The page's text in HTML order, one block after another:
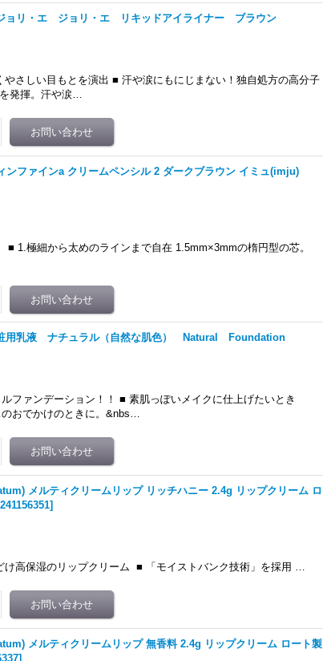
リ・エ ジョリ・エ リキッドアイライナー ブラウン
しい目もとを演出 ■ 汗や涙にもにじまない！独自処方の高分子
発揮。汗や涙…
ンファインa クリームペンシル 2 ダークブラウン イミュ(imju)
1.極細から太めのラインまで自在 1.5mm×3mmの楕円型の芯。
乳液 ナチュラル（自然な肌色） Natural Foundation
ファンデーション！！ ■ 素肌っぽいメイクに仕上げたいとき
おでかけのときに。&nbs…
メルティクリームリップ リッチハニー 2.4g リップクリーム ロ
]
高保湿のリップクリーム ■ 「モイストバンク技術」を採用 …
メルティクリームリップ 無香料 2.4g リップクリーム ロート製
]